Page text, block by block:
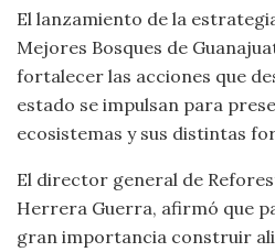
El lanzamiento de la
Mejores Bosques de
fortalecer las acciones que
estado se impulsan para
ecosistemas y sus distintas
El director general de
Herrera Guerra, afirmó que
gran importancia construir